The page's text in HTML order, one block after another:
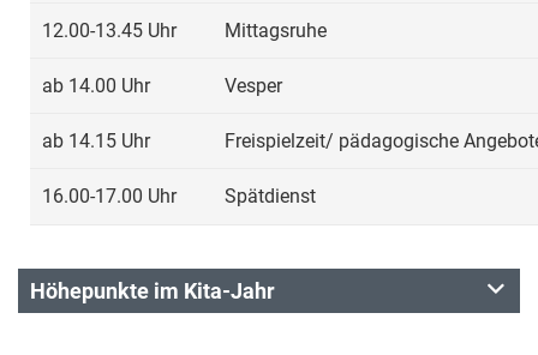
12.00-13.45 Uhr Mittagsruhe
ab 14.00 Uhr Vesper
ab 14.15 Uhr Freispielzeit/ pädagogische
16.00-17.00 Uhr Spätdienst
Höhepunkte im Kita-Jahr